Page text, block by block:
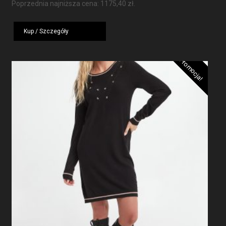
cena
1959,00 zł.
cena
1175,40 zł.
Poprzednia najniższa cena: 1175,40 zł
Kup / Szczegóły
Promocja!